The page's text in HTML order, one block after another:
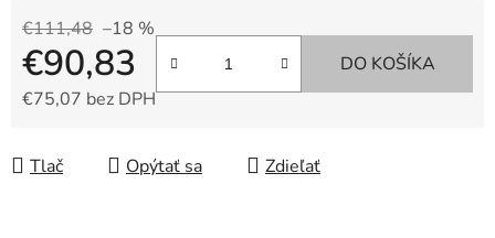
€111,48 –18 %
€90,83
€75,07 bez DPH
DO KOŠÍKA
Tlač Opýtať sa Zdieľať